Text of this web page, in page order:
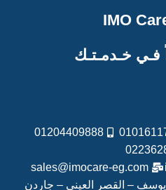
فـي خـدمـتـك
01204409888
sales@imocare-eg.com
يوسف – القصر العيني – جاردن